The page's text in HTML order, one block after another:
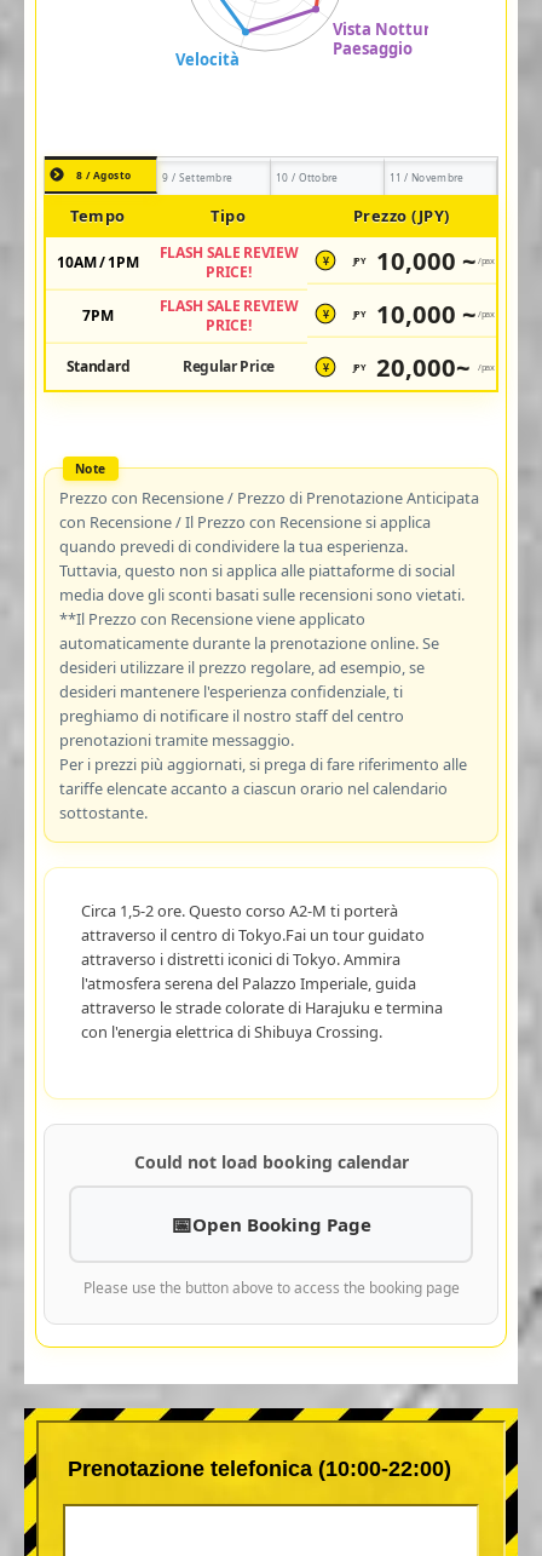
8 / Agosto 9 / Settembre 10 / Ottobre 11 / Novembre
Tempo Tipo Prezzo (JPY)
10AM / 1PM
FLASH SALE REVIEW
PRICE!
¥ JPY 10,000 ~ /pax
7PM
FLASH SALE REVIEW
PRICE!
¥ JPY 10,000 ~ /pax
Standard Regular Price ¥ JPY 20,000~ /pax
Prezzo con Recensione / Prezzo di Prenotazione Anticipata
con Recensione / Il Prezzo con Recensione si applica
quando prevedi di condividere la tua esperienza.
Tuttavia, questo non si applica alle piattaforme di social
media dove gli sconti basati sulle recensioni sono vietati.
**Il Prezzo con Recensione viene applicato
automaticamente durante la prenotazione online. Se
desideri utilizzare il prezzo regolare, ad esempio, se
desideri mantenere l'esperienza confidenziale, ti
preghiamo di notificare il nostro staff del centro
prenotazioni tramite messaggio.
Per i prezzi più aggiornati, si prega di fare riferimento alle
tariffe elencate accanto a ciascun orario nel calendario
sottostante.
Circa 1,5-2 ore. Questo corso A2-M ti porterà
attraverso il centro di Tokyo.Fai un tour guidato
attraverso i distretti iconici di Tokyo. Ammira
l'atmosfera serena del Palazzo Imperiale, guida
attraverso le strade colorate di Harajuku e termina
con l'energia elettrica di Shibuya Crossing.
Could not load booking calendar
Open Booking Page
Please use the button above to access the booking page
Prenotazione telefonica (10:00-22:00)